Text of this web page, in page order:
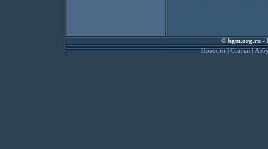
©bgm.org.ru-
Новости|Статьи|